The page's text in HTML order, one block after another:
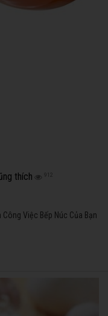
thích 912
Việc Bếp Núc Của Bạn